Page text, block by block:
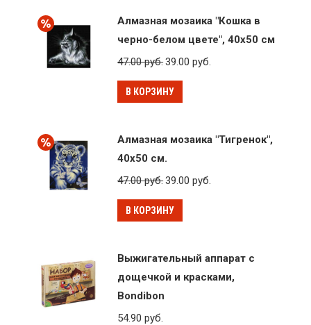
Алмазная мозаика "Кошка в
черно-белом цвете", 40x50 см
47.00руб.39.00руб.
В КОРЗИНУ
Алмазная мозаика "Тигренок",
40x50 см.
47.00руб.39.00руб.
В КОРЗИНУ
Выжигательный аппарат с
дощечкой и красками,
Bondibon
54.90руб.